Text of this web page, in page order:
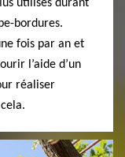
utilisés durant
bordures.
fois par an et
l’aide d’un
réaliser